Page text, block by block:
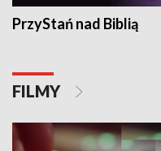
PrzyStań nad Biblią
FILMY